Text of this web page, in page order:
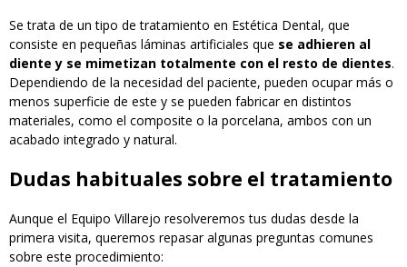
Se trata de un tipo de tratamiento en Estética Dental, que
consiste en pequeñas láminas artificiales que se adhieren al
diente y se mimetizan totalmente con el resto de dientes.
Dependiendo de la necesidad del paciente, pueden ocupar más o
menos superficie de este y se pueden fabricar en distintos
materiales, como el composite o la porcelana, ambos con un
acabado integrado y natural.
Dudas habituales sobre el tratamiento
Aunque el Equipo Villarejo resolveremos tus dudas desde la
primera visita, queremos repasar algunas preguntas comunes
sobre este procedimiento: